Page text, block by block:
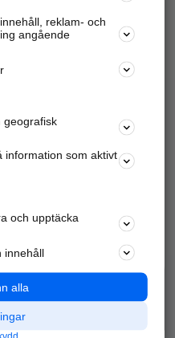
företagsinfo mm.
företaget
och annonsera mot
nära dig.
sökningar
reklam- och
angående
geografisk
information som aktivt
och upptäcka
innehåll
alla